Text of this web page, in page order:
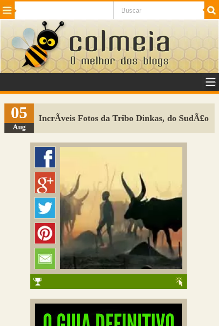
Beleza Cinema e TV
Internet Jogos NotÃ­cias SaÃºde
VeÃ­culos Adulto
Sugerir Link
Adicionar Blog
Colmeia Exchange
05
Aug
IncrÃ­veis Fotos da Tribo Dinkas, do SudÃ£o